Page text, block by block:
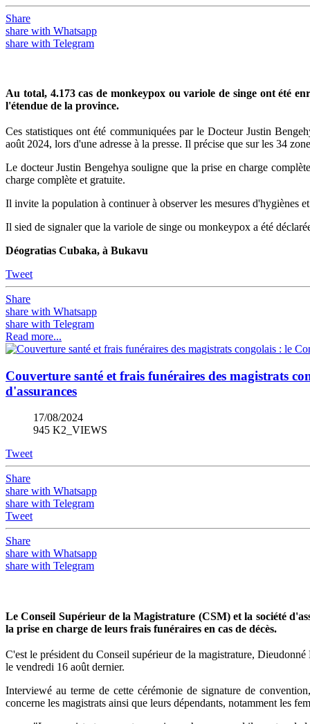
Share
share with Whatsapp
share with Telegram
Au total, 4.173 cas de monkeypox ou variole de singe ont été
l'étendue de la province.
Ces statistiques ont été communiquées par le Docteur Justin
août 2024, lors d'une adresse à la presse. Il précise que sur les 34
Le docteur Justin Bengehya souligne que la prise en charge
charge complète et gratuite.
Il invite la population à continuer à observer les mesures d'hygiènes
Il sied de signaler que la variole de singe ou monkeypox a été
Déogratias Cubaka, à Bukavu
Tweet
Share
share with Whatsapp
share with Telegram
Read more...
Couverture santé et frais funéraires des magistrats
d'assurances
17/08/2024
945 K2_VIEWS
Tweet
Share
share with Whatsapp
share with Telegram
Tweet
Share
share with Whatsapp
share with Telegram
Le Conseil Supérieur de la Magistrature (CSM) et la société
la prise en charge de leurs frais funéraires en cas de décès.
C'est le président du Conseil supérieur de la magistrature,
le vendredi 16 août dernier.
Interviewé au terme de cette cérémonie de signature de
concerne les magistrats ainsi que leurs dépendants, notamment les